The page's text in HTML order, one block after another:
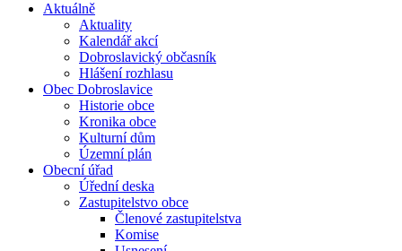
Aktuálně
Aktuality
Kalendář akcí
Dobroslavický občasník
Hlášení rozhlasu
Obec Dobroslavice
Historie obce
Kronika obce
Kulturní dům
Územní plán
Obecní úřad
Úřední deska
Zastupitelstvo obce
Členové zastupitelstva
Komise